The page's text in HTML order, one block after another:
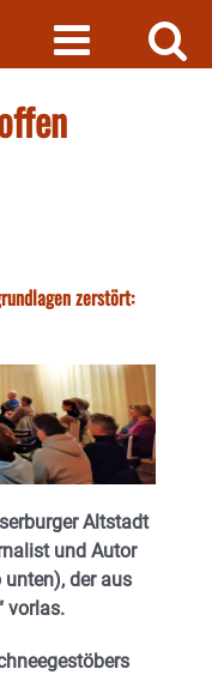
zerstört:
Altstadt
und Autor
der aus
vorlas.